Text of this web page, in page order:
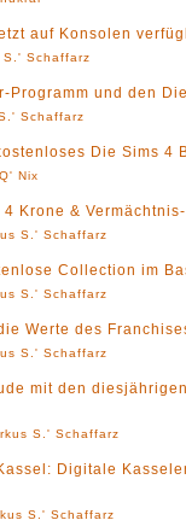
auf Konsolen
S.' Schaffarz
Programm und den
Schaffarz
Die Sims 4
Nix
Krone &
S.' Schaffarz
Collection im
S.' Schaffarz
Werte des
S.' Schaffarz
mit den
S.' Schaffarz
Digitale
S.' Schaffarz